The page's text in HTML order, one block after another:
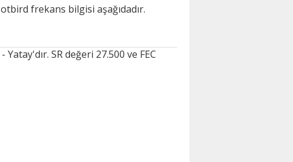
frekans bilgisi aşağıdadır.
SR değeri 27.500 ve FEC